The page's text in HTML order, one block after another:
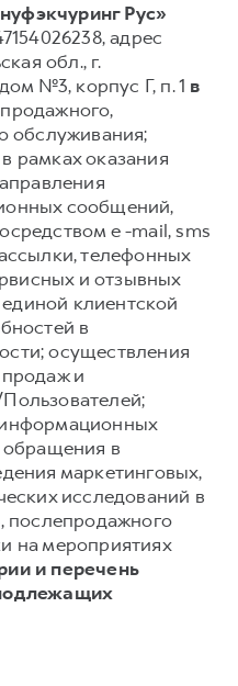
Рус»
адрес
обл., г.
№3, корпус Г, п. 1 в
обслуживания;
рамках оказания
сообщений,
e -mail, sms
телефонных
и отзывных
клиентской
в
осуществления
и
обращения в
маркетинговых,
исследований в
послепродажного
на мероприятиях
и перечень